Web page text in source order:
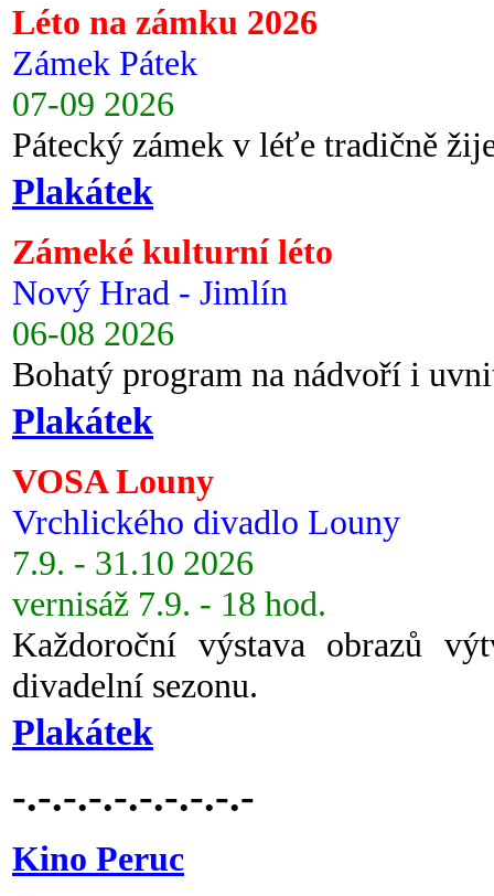
Léto na zámku 2026
Zámek Pátek
07-09 2026
Pátecký zámek v léťe tradičně
Plakátek
Zámeké kulturní léto
Nový Hrad - Jimlín
06-08 2026
Bohatý program na nádvoří i
Plakátek
VOSA Louny
Vrchlického divadlo Louny
7.9. - 31.10 2026
vernisáž 7.9. - 18 hod.
Každoroční výstava obrazů
divadelní sezonu.
Plakátek
-.-.-.-.-.-.-.-.-.-
Kino Peruc